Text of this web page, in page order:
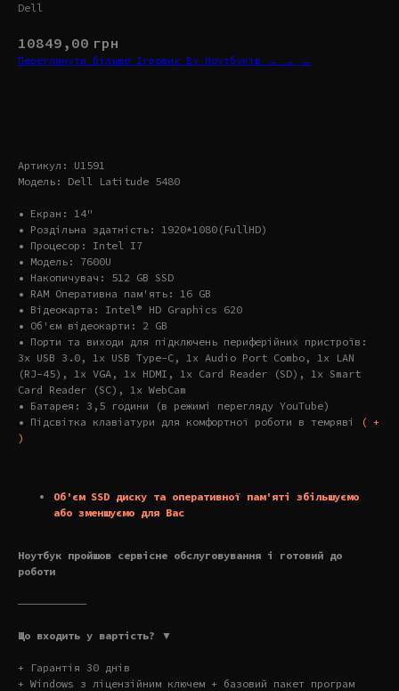
Dell
10849,00 грн
Переглянути більше Ігрових Бу Ноутбуків → → →
Артикул: U1591
Модель: Dell Latitude 5480
• Екран: 14"
• Роздільна здатність: 1920*1080(FullHD)
• Процесор: Intel I7
• Модель: 7600U
• Накопичувач: 512 GB SSD
• RAM Оперативна пам'ять: 16 GB
• Відеокарта: Intel® HD Graphics 620
• Об'єм відеокарти: 2 GB
• Порти та виходи для підключень периферійних пристроїв:
3x USB 3.0, 1x USB Type-C, 1x Audio Port Combo, 1x LAN
(RJ-45), 1x VGA, 1x HDMI, 1x Card Reader (SD), 1x Smart
Card Reader (SC), 1x WebCam
• Батарея: 3,5 години (в режимі перегляду YouTube)
• Підсвітка клавіатури для комфортної роботи в темряві
( +
)
Об'єм SSD диску та оперативної пам'яті збільшуємо
або зменшуємо для Вас
Ноутбук пройшов сервісне обслуговування і готовий до
роботи
———————————
Що входить у вартість? ▼
+ Гарантія 30 днів
+ Windows з ліцензійним ключем + базовий пакет програм